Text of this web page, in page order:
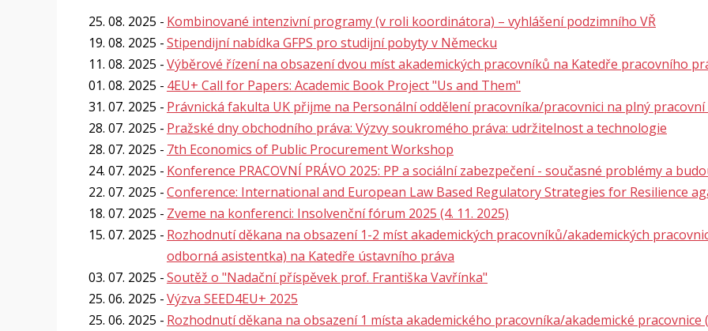
25. 08. 2025
Kombinované intenzivní programy (v roli koordinátora) – vyhlášení podzimního VŘ
19. 08. 2025
Stipendijní nabídka GFPS pro studijní pobyty v Německu
11. 08. 2025
Výběrové řízení na obsazení dvou míst akademických pracovníků na Katedře pracovního
01. 08. 2025
4EU+ Call for Papers: Academic Book Project "Us and Them"
31. 07. 2025
Právnická fakulta UK přijme na Personální oddělení pracovníka/pracovnici na plný
28. 07. 2025
Pražské dny obchodního práva: Výzvy soukromého práva: udržitelnost a technologie
28. 07. 2025
7th Economics of Public Procurement Workshop
24. 07. 2025
Konference PRACOVNÍ PRÁVO 2025: PP a sociální zabezpečení - současné problémy a
22. 07. 2025
Conference: International and European Law Based Regulatory Strategies for Resilience
18. 07. 2025
Zveme na konferenci: Insolvenční fórum 2025 (4. 11. 2025)
15. 07. 2025
Rozhodnutí děkana na obsazení 1-2 míst akademických pracovníků/akademických
odborná asistentka) na Katedře ústavního práva
03. 07. 2025
Soutěž o "Nadační příspěvek prof. Františka Vavřínka"
25. 06. 2025
Výzva SEED4EU+ 2025
25. 06. 2025
Rozhodnutí děkana na obsazení 1 místa akademického pracovníka/akademické